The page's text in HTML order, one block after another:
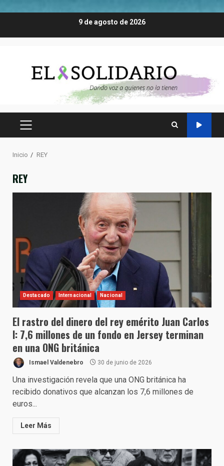
9 de agosto de 2026
MENÚ
Inicio REY
REY
Destacado Internacional Nacional
El rastro del dinero del rey emérito Juan Carlos
I: 7,6 millones de un fondo en Jersey terminan
en una ONG británica
Ismael Valdenebro 30 de junio de 2026
Una investigación revela que una ONG británica ha
recibido donativos que alcanzan los 7,6 millones de
euros...
Leer Más